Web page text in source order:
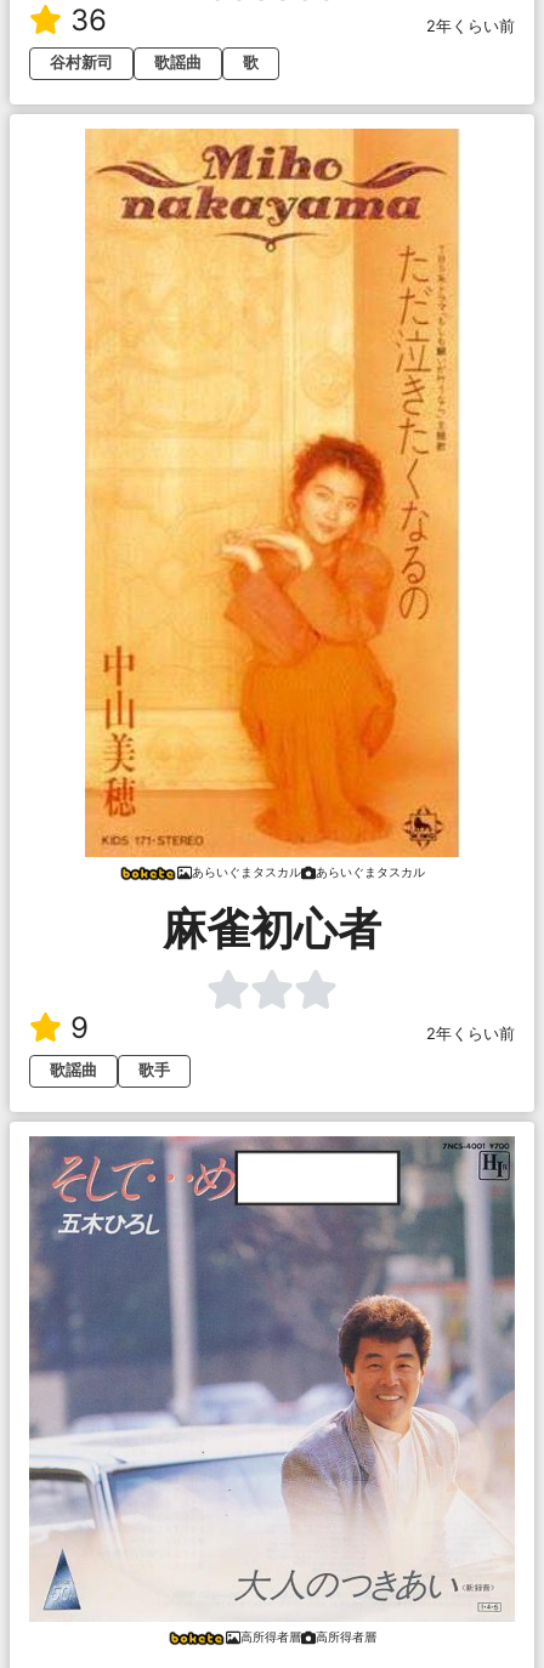
36
2年くらい前
谷村新司
歌謡曲 歌
あらいぐまタスカル あらいぐまタスカル
麻雀初心者
9
2年くらい前
歌謡曲
歌手
高所得者層 高所得者層